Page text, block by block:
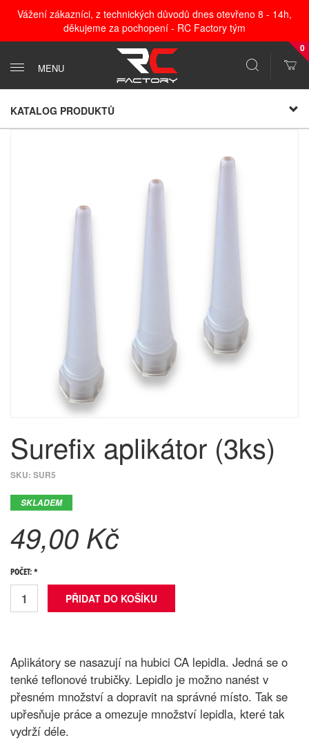
Vážení zákazníci, z technických důvodů dnes otevřeno 8 - 14h,
děkujeme za pochopení - RC Factory tým
MENU
0
KATALOG PRODUKTŮ
Surefix aplikátor (3ks)
SKU: SUR5
SKLADEM
49,00 Kč
POČET: *
Aplikátory se nasazují na hubici CA lepidla. Jedná se o
tenké teflonové trubičky. Lepidlo je možno nanést v
přesném množství a dopravit na správné místo. Tak se
upřesňuje práce a omezuje množství lepidla, které tak
vydrží déle.